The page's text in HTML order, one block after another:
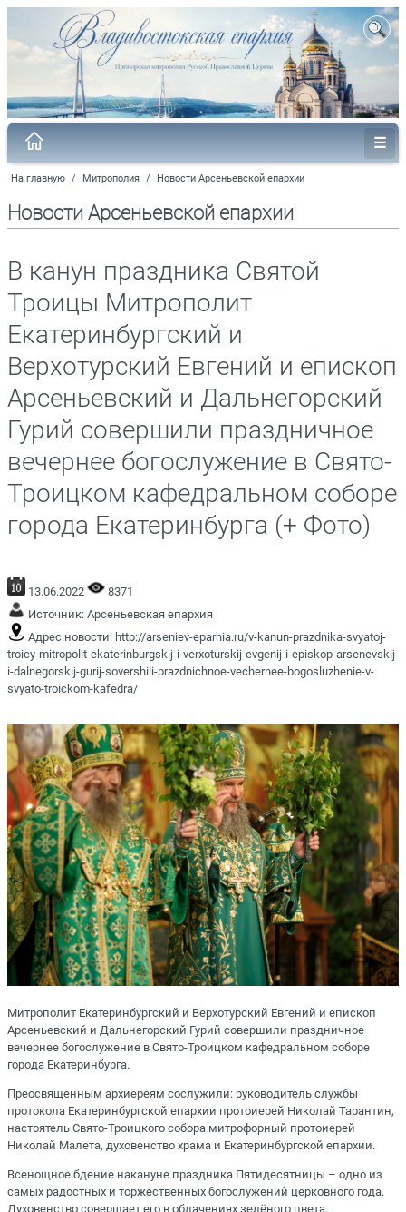
На главную / Митрополия / Новости Арсеньевской епархии
Новости Арсеньевской епархии
В канун праздника Святой
Троицы Митрополит
Екатеринбургский и
Верхотурский Евгений и епископ
Арсеньевский и Дальнегорский
Гурий совершили праздничное
вечернее богослужение в Свято-
Троицком кафедральном соборе
города Екатеринбурга (+ Фото)
13.06.2022
8371
Источник: Арсеньевская епархия
Адрес новости: http://arseniev-eparhia.ru/v-kanun-prazdnika-svyatoj-
troicy-mitropolit-ekaterinburgskij-i-verxoturskij-evgenij-i-episkop-arsenevskij-
i-dalnegorskij-gurij-sovershili-prazdnichnoe-vechernee-bogosluzhenie-v-
svyato-troickom-kafedra/
Митрополит Екатеринбургский и Верхотурский Евгений и епископ
Арсеньевский и Дальнегорский Гурий совершили праздничное
вечернее богослужение в Свято-Троицком кафедральном соборе
города Екатеринбурга.
Преосвященным архиереям сослужили: руководитель службы
протокола Екатеринбургской епархии протоиерей Николай Тарантин,
настоятель Свято-Троицкого собора митрофорный протоиерей
Николай Малета, духовенство храма и Екатеринбургской епархии.
Всенощное бдение накануне праздника Пятидесятницы – одно из
самых радостных и торжественных богослужений церковного года.
Духовенство совершает его в облачениях зелёного цвета,